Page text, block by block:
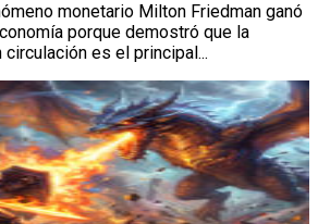
monetario Milton Friedman ganó
porque demostró que la
es el principal...